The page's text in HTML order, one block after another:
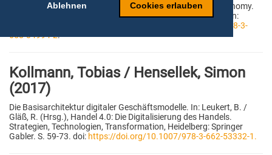
Ablehnen Cookies erlauben
E-Entrepreneurship: Unternehmensgründung in der Net Economy.
In: Faltin, G. (Hrsg.), Handbuch Entrepreneurship, Wiesbaden:
https://doi.org/10.1007/978-3-
658-04994-2.
Kollmann, Tobias / Hensellek, Simon
(2017)
Die Basisarchitektur digitaler Geschäftsmodelle. In: Leukert, B. /
Gläß, R. (Hrsg.), Handel 4.0: Die Digitalisierung des Handels.
Strategien, Technologien, Transformation, Heidelberg: Springer
Gabler. S. 59-73. doi: https://doi.org/10.1007/978-3-662-53332-1.